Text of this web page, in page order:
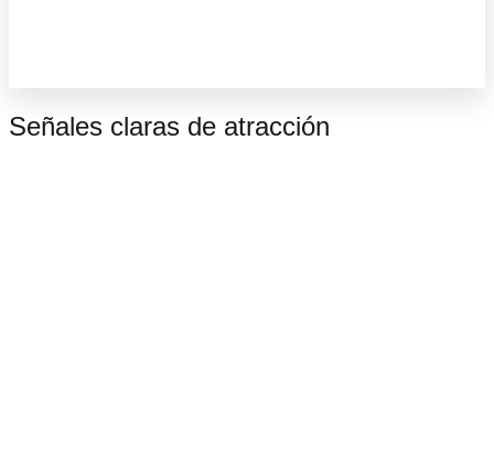
Señales claras de atracción